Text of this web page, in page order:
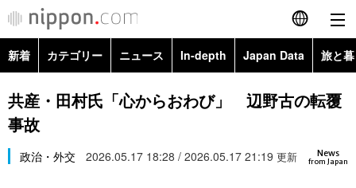
English
简体字
カテゴリー
新着 カテゴリー ニュース In-depth Japan Data 旅と
政治・外交
経済・ビジネス
Topics
共産・田村氏「心からおわび」 辺野古の転覆
事故
News
from Japan
政治・外交 2026.05.17 18:28 / 2026.05.17 21:19 更新